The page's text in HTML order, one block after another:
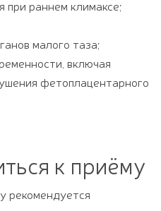
при раннем климаксе;
малого таза;
включая
фетоплацентарного
к приёму
рекомендуется